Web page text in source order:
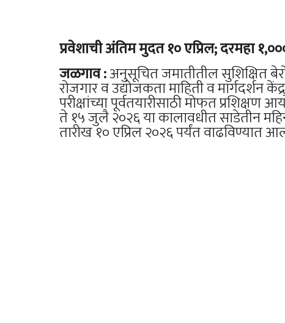
प्रवेशाची अंतिम मुदत १० एप्रिल; दरमहा
जळगाव :अनुसूचित जमातीतील सुशिक्षित
रोजगार व उद्योजकता माहिती व मार्गदर्शन
परीक्षांच्या पूर्वतयारीसाठी मोफत
ते १५ जुलै २०२६ या कालावधीत साडेतीन
तारीख १० एप्रिल २०२६ पर्यंत वाढविण्यात